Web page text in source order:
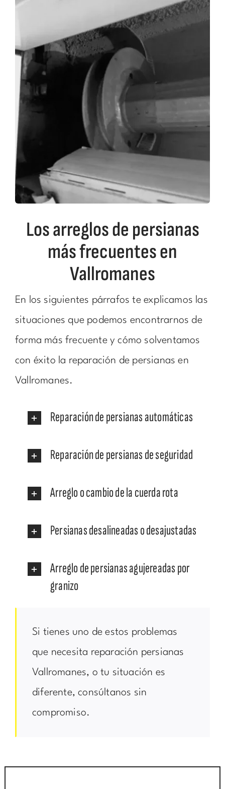
Los arreglos de persianas
más frecuentes en
Vallromanes
En los siguientes párrafos te explicamos las
situaciones que podemos encontrarnos de
forma más frecuente y cómo solventamos
con éxito la reparación de persianas en
Vallromanes.
Reparación de persianas automáticas
Reparación de persianas de seguridad
Arreglo o cambio de la cuerda rota
Persianas desalineadas o desajustadas
Arreglo de persianas agujereadas por
granizo
Si tienes uno de estos problemas
que necesita reparación persianas
Vallromanes, o tu situación es
diferente, consúltanos sin
compromiso.